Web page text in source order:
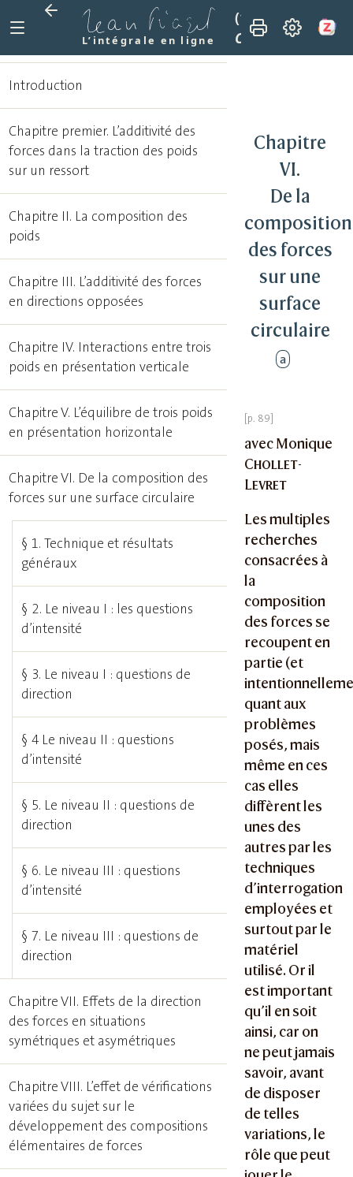
L’intégrale en ligne
(1973)
La
Chapitre VI. De
Chapitre
VI.
De la
composition
des forces
sur une
surface
circulaire
a
avec Monique
Chollet-
Levret
Les multiples
recherches
consacrées à
la
composition
des forces se
recoupent en
partie (et
quant aux
problèmes
posés, mais
même en ces
cas elles
diffèrent les
unes des
autres par les
techniques
d’interrogation
employées et
surtout par le
matériel
utilisé. Or il
est important
qu’il en soit
ainsi, car on
ne peut jamais
savoir, avant
de disposer
de telles
variations, le
rôle que peut
Introduction
Chapitre premier. L’additivité des
forces dans la traction des poids
sur un ressort
Chapitre II. La composition des
poids
Chapitre III. L’additivité des forces
en directions opposées
Chapitre IV. Interactions entre trois
poids en présentation verticale
Chapitre V. L’équilibre de trois poids
en présentation horizontale
Chapitre VI. De la composition des
forces sur une surface circulaire
§ 1. Technique et résultats
généraux
§ 2. Le niveau I : les questions
d’intensité
§ 3. Le niveau I : questions de
direction
§ 4 Le niveau II : questions
d’intensité
§ 5. Le niveau II : questions de
direction
§ 6. Le niveau III : questions
d’intensité
§ 7. Le niveau III : questions de
direction
Chapitre VII. Effets de la direction
des forces en situations
symétriques et asymétriques
Chapitre VIII. L’effet de vérifications
variées du sujet sur le
développement des compositions
élémentaires de forces